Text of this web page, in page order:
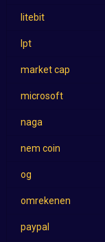
litebit
lpt
market cap
microsoft
naga
nem coin
og
omrekenen
paypal